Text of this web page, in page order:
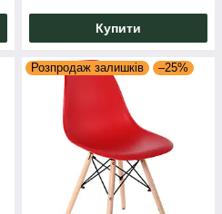
Купити
Розпродаж залишків –25%